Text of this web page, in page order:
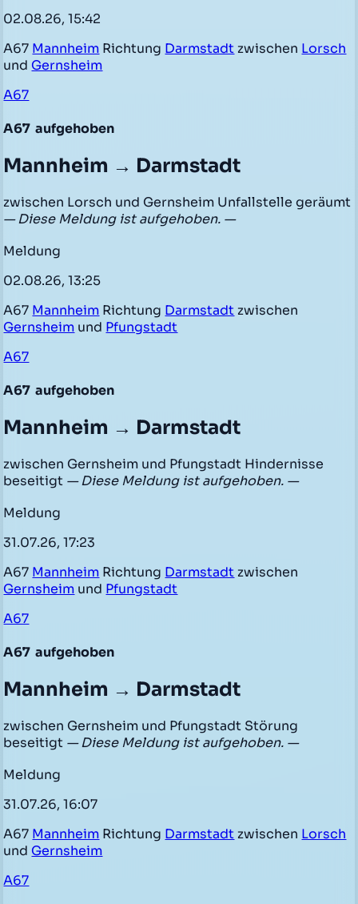
02.08.26, 15:42
A67 Mannheim Richtung Darmstadt zwischen Lorsch
und Gernsheim
A67
A67 aufgehoben
Mannheim → Darmstadt
zwischen Lorsch und Gernsheim Unfallstelle geräumt
— Diese Meldung ist aufgehoben. —
Meldung
02.08.26, 13:25
A67 Mannheim Richtung Darmstadt zwischen
Gernsheim und Pfungstadt
A67
A67 aufgehoben
Mannheim → Darmstadt
zwischen Gernsheim und Pfungstadt Hindernisse
beseitigt — Diese Meldung ist aufgehoben. —
Meldung
31.07.26, 17:23
A67 Mannheim Richtung Darmstadt zwischen
Gernsheim und Pfungstadt
A67
A67 aufgehoben
Mannheim → Darmstadt
zwischen Gernsheim und Pfungstadt Störung
beseitigt — Diese Meldung ist aufgehoben. —
Meldung
31.07.26, 16:07
A67 Mannheim Richtung Darmstadt zwischen Lorsch
und Gernsheim
A67